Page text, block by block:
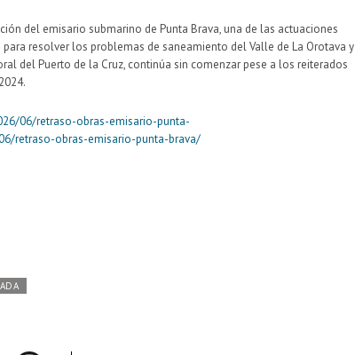
del emisario submarino de Punta Brava, una de las actuaciones
resolver los problemas de saneamiento del Valle de La Orotava y
del Puerto de la Cruz, continúa sin comenzar pese a los reiterados
06/retraso-obras-emisario-punta-
retraso-obras-emisario-punta-brava/